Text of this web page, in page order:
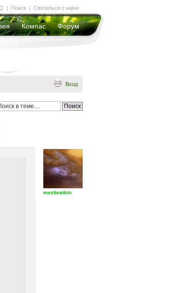
Компас Форум
| Поиск | Связаться с нами
Вход
msshveikin